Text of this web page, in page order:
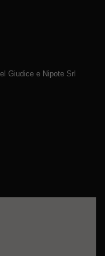
Giudice e Nipote Srl